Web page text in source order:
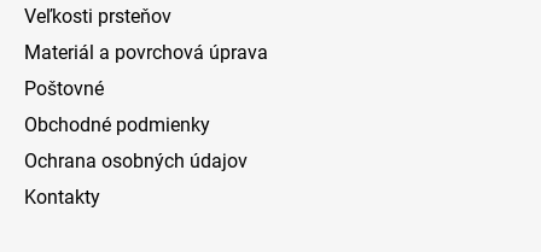
Veľkosti prsteňov
Materiál a povrchová úprava
Poštovné
Obchodné podmienky
Ochrana osobných údajov
Kontakty